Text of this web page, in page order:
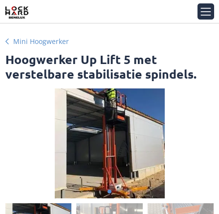
Mini Hoogwerker
Hoogwerker Up Lift 5 met
verstelbare stabilisatie spindels.